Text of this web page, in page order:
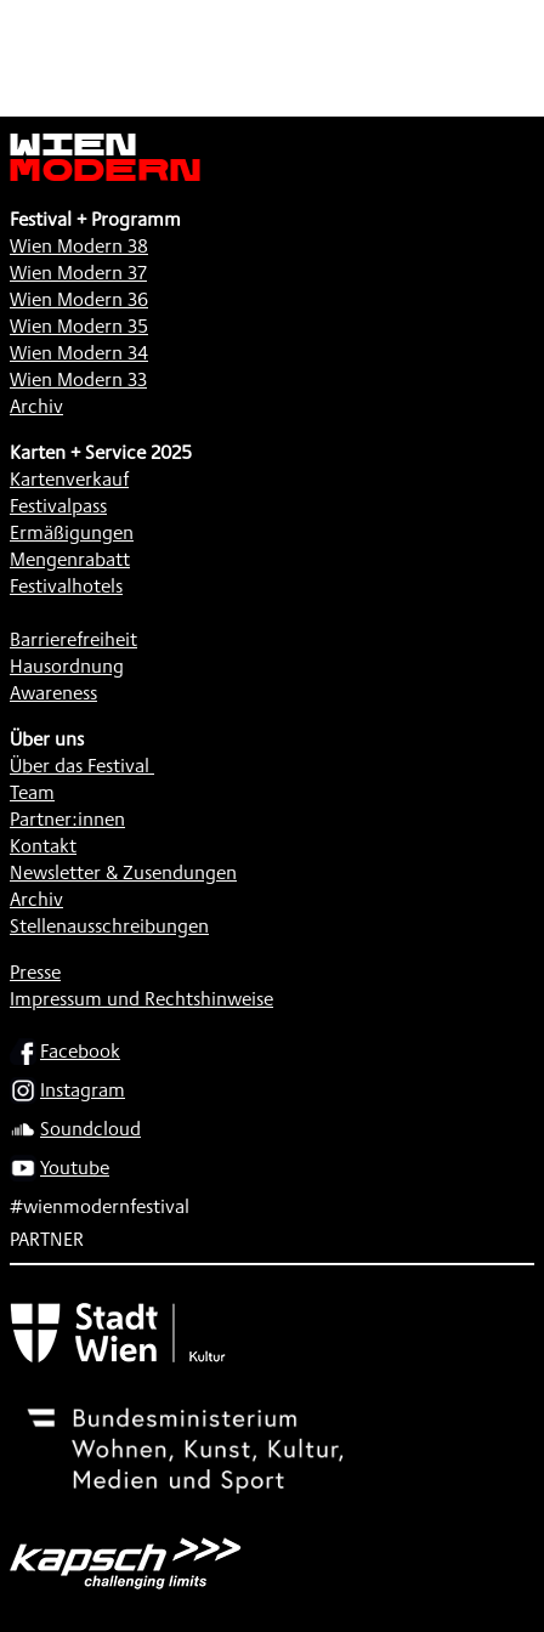
Wien
Modern
Festival + Programm
Wien Modern 38
Wien Modern 37
Wien Modern 36
Wien Modern 35
Wien Modern 34
Wien Modern 33
Archiv
Karten + Service 2025
Kartenverkauf
Festivalpass
Ermäßigungen
Mengenrabatt
Festivalhotels
Barrierefreiheit
Hausordnung
Awareness
Über uns
Über das Festival
Team
Partner:innen
Kontakt
Newsletter & Zusendungen
Archiv
Stellenausschreibungen
Presse
Impressum und Rechtshinweise
SOCIALFacebook
Instagram
Soundcloud
Youtube
#wienmodernfestival
PARTNER
Subventionsgeber